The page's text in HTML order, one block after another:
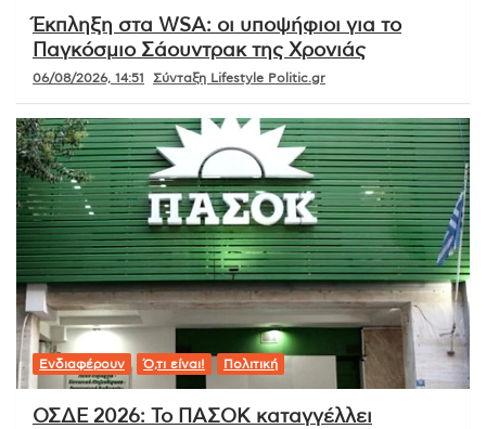
Έκπληξη στα WSA: οι υποψήφιοι για το
Παγκόσμιο Σάουντρακ της Χρονιάς
06/08/2026, 14:51 Σύνταξη Lifestyle Politic.gr
Ενδιαφέρουν Ό,τι είναι! Πολιτική
ΟΣΔΕ 2026: Το ΠΑΣΟΚ καταγγέλλει